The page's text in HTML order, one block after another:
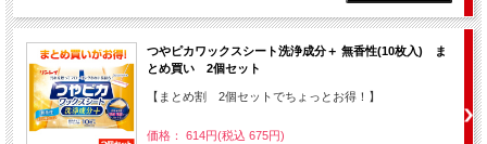
つやピカワックスシート洗浄成分＋ 無香性(10枚入) ま
とめ買い 2個セット
【まとめ割 2個セットでちょっとお得！】
価格： 614円(税込 675円)